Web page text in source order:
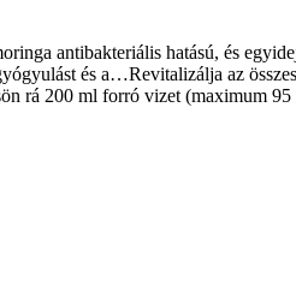
antibakteriális hatású, és
és a…Revitalizálja az
rá 200 ml forró vizet (maximum